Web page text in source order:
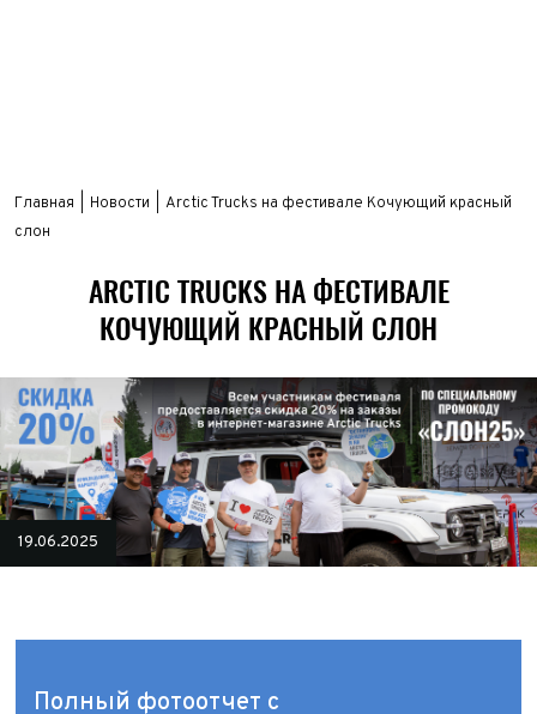
Главная Новости
Arctic Trucks на фестивале Кочующий красный
слон
ARCTIC TRUCKS НА ФЕСТИВАЛЕ
КОЧУЮЩИЙ КРАСНЫЙ СЛОН
19.06.2025
Полный фотоотчет с